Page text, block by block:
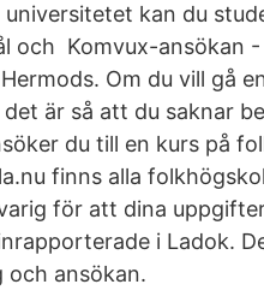
kan du
och Komvux-ansökan
Om du vill gå
det är så att du saknar
du till en kurs på
finns alla
för att dina
i Ladok.
och ansökan.